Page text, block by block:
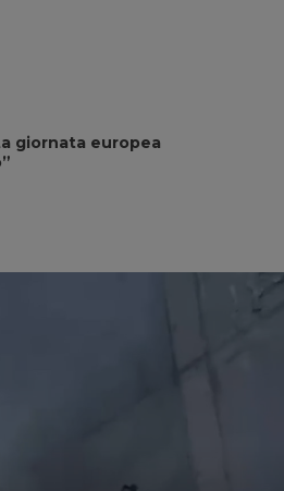
giornata europea